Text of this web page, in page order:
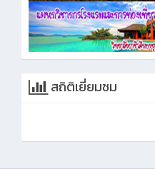
สถิติเยี่ยมชม